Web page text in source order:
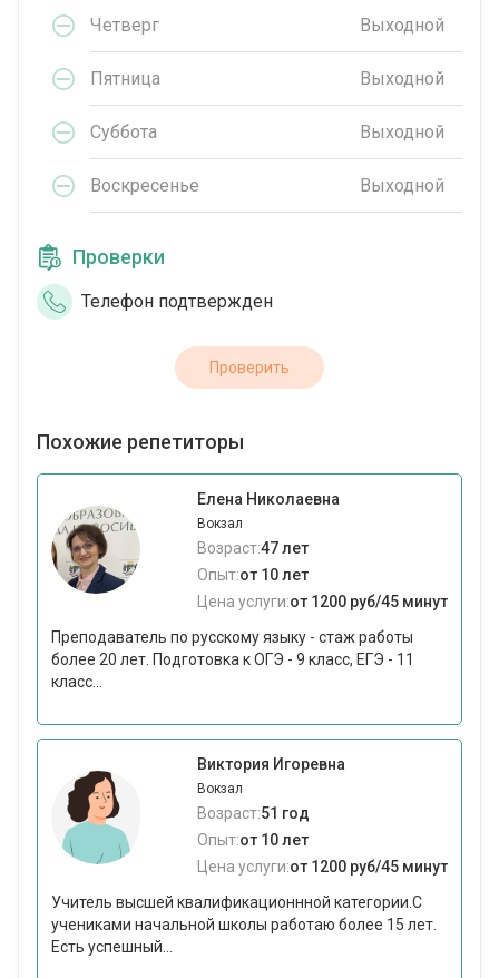
Четверг Выходной
Пятница Выходной
Суббота Выходной
Воскресенье Выходной
Проверки
Телефон подтвержден
Проверить
Похожие репетиторы
Елена Николаевна
Вокзал
Возраст:47 лет
Опыт:от 10 лет
Цена услуги:от 1200 руб/45 минут
Преподаватель по русскому языку - стаж работы
более 20 лет. Подготовка к ОГЭ - 9 класс, ЕГЭ - 11
класс...
Виктория Игоревна
Вокзал
Возраст:51 год
Опыт:от 10 лет
Цена услуги:от 1200 руб/45 минут
Учитель высшей квалификационнной категории.С
учениками начальной школы работаю более 15 лет.
Есть успешный...